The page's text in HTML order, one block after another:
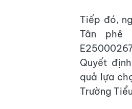
Tiếp đó,
Tân phê
Quyết
quả lựa
Trường